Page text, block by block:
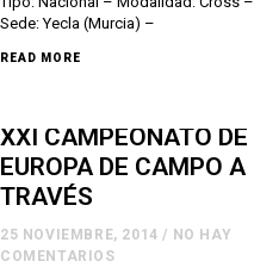
Sede: Yecla (Murcia) –
READ MORE
XXI CAMPEONATO DE
EUROPA DE CAMPO A
TRAVÉS
25 NOVIEMBRE, 2014 / NO HAY
COMENTARIOS